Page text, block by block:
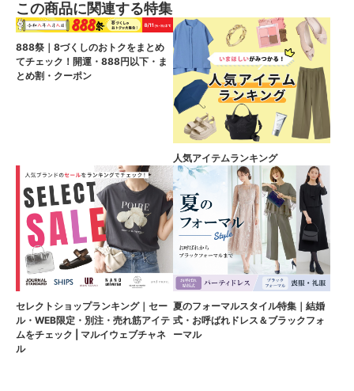
この商品に関連する特集
888祭｜8づくしのおトクをまとめ
てチェック！開運・888円以下・ま
とめ割・クーポン
人気アイテムランキング
セレクトショップランキング｜セー
ル・WEB限定・別注・売れ筋アイテ
ムをチェック | マルイウェブチャネ
ル
夏のフォーマルスタイル特集｜結婚
式・お呼ばれドレス＆ブラックフォ
ーマル